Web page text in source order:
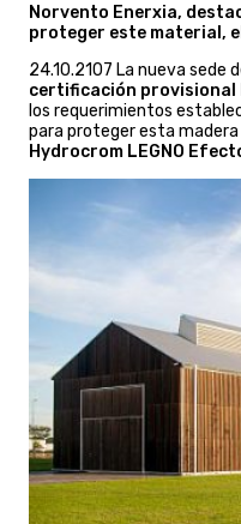
Norvento Enerxia,
proteger este material,
24.10.2107 La nueva sede
certificación provisional
los requerimientos
para proteger esta
Hydrocrom LEGNO